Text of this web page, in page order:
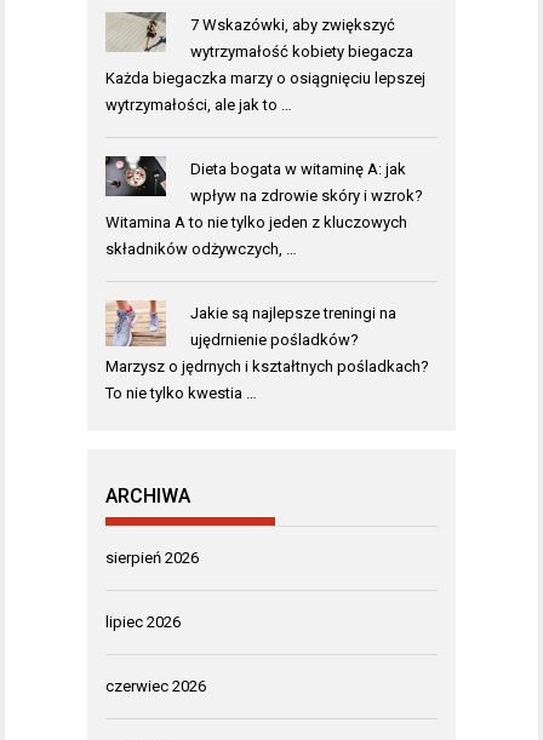
7 Wskazówki, aby zwiększyć
wytrzymałość kobiety biegacza
Każda biegaczka marzy o osiągnięciu lepszej
wytrzymałości, ale jak to …
Dieta bogata w witaminę A: jak
wpływ na zdrowie skóry i wzrok?
Witamina A to nie tylko jeden z kluczowych
składników odżywczych, …
Jakie są najlepsze treningi na
ujędrnienie pośladków?
Marzysz o jędrnych i kształtnych pośladkach?
To nie tylko kwestia …
ARCHIWA
sierpień 2026
lipiec 2026
czerwiec 2026